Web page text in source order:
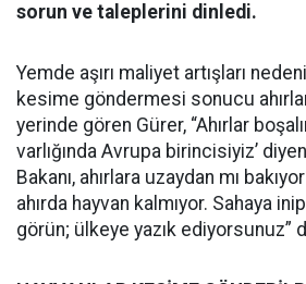
sorun ve taleplerini dinledi.
Yemde aşırı maliyet artışları
kesime göndermesi sonucu
yerinde gören Gürer, “Ahırlar
varlığında Avrupa birincisiyiz’
Bakanı, ahırlara uzaydan mı
ahırda hayvan kalmıyor. Sahaya
görün; ülkeye yazık ediyorsunuz”